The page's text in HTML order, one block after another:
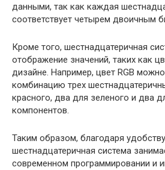
данными, так как каждая
соответствует четырем двоичным
Кроме того, шестнадцатеричная
отображение значений, таких как
дизайне. Например, цвет RGB
комбинацию трех
красного, два для зеленого и два
компонентов.
Таким образом, благодаря
шестнадцатеричная система
современном программировании и